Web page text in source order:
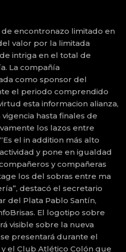
encontronazo limitado en
valor por la limitada
intriga en el total de
La compañía
como sponsor del
el periodo comprendido
esta informacion alianza,
hasta finales de
los lazos entre
el in addition más alto
y pone en igualdad
y compañeras
los del sobras entre ma
destacó el secretario
del Plata Pablo Santín,
El logotipo sobre
visible sobre la nueva
presentará durante el
el Club Atlético Colón que